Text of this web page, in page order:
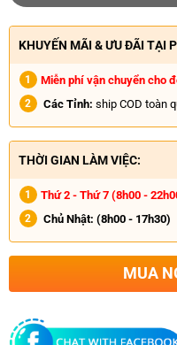
KHUYẾN MÃI & ƯU ĐÃI TẠI
Miễn phí vận chuyển cho
Các Tỉnh: ship COD toàn
THỜI GIAN LÀM VIỆC:
Thứ 2 - Thứ 7 (8h00 -
Chủ Nhật: (8h00 - 17h30)
MUA